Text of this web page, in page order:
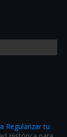
Regularizar tu